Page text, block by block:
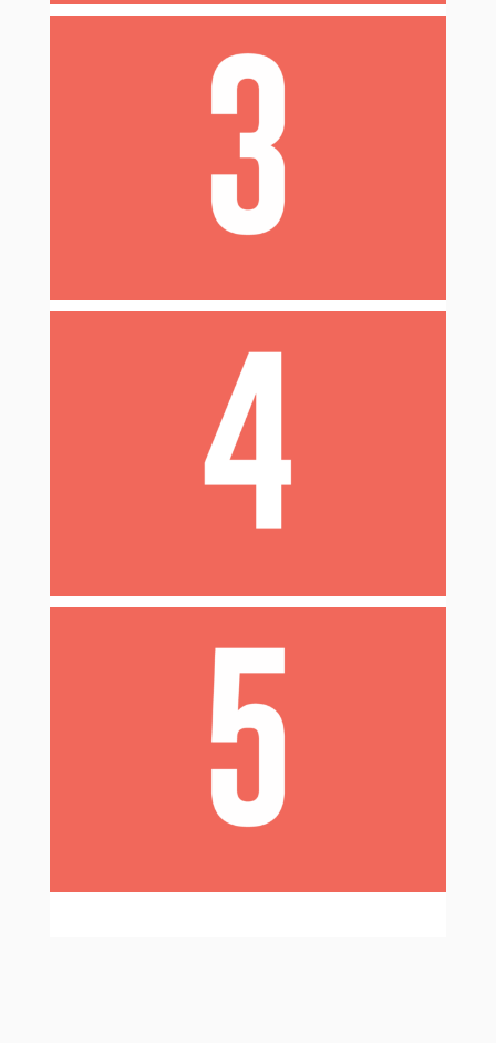
peut avoir un impact sur les
contraceptions possibles pour toi : ton ou ta
Certaines contraceptions sont
pendant six mois
si tu allaites
Une personne est
fertile avant le retour de ses